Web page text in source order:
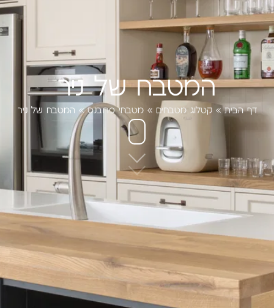
המטבח של ניר
דף הבית»קטלוג מטבחים »מטבחי פרובנס» המטבח של ניר